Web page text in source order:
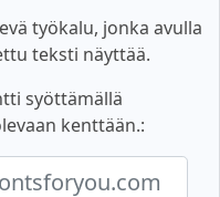
työkalu, jonka avulla
teksti näyttää.
syöttämällä
kenttään.: